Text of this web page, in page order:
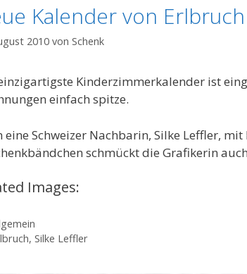
Kalender von
2010 von Schenk
Kinderzimmerkalender ist
einfach spitze.
eine Schweizer Nachbarin, Silke Leffler,
schmückt die Grafikerin
Images:
, Silke Leffler